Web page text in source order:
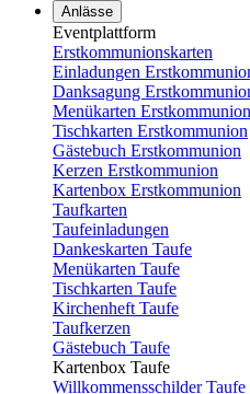
Anlässe
Eventplattform
Erstkommunionskarten
Einladungen
Danksagung
Menükarten Erstkommunion
Tischkarten Erstkommunion
Gästebuch Erstkommunion
Kerzen Erstkommunion
Kartenbox Erstkommunion
Taufkarten
Taufeinladungen
Dankeskarten Taufe
Menükarten Taufe
Tischkarten Taufe
Kirchenheft Taufe
Taufkerzen
Gästebuch Taufe
Kartenbox Taufe
Willkommensschilder Taufe